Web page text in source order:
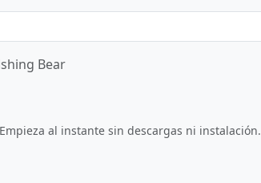
Bear
Jugar ahora
al instante sin descargas ni instalación.